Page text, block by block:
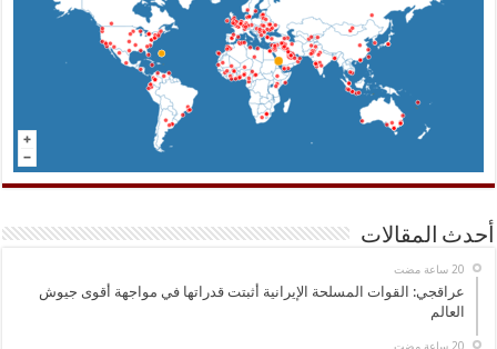
أحدث المقالات
عراقجي: القوات المسلحة الإيرانية أثبتت قدراتها في مواجهة أقوى جيوش
العالم